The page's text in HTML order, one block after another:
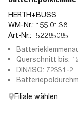
HERTH+BUSS
WM-Nr.: 155.01.38
Art-Nr.: 52285085
Gussteil, für
Querschnitt bis:
DIN/ISO: 72331-2
Filiale wählen